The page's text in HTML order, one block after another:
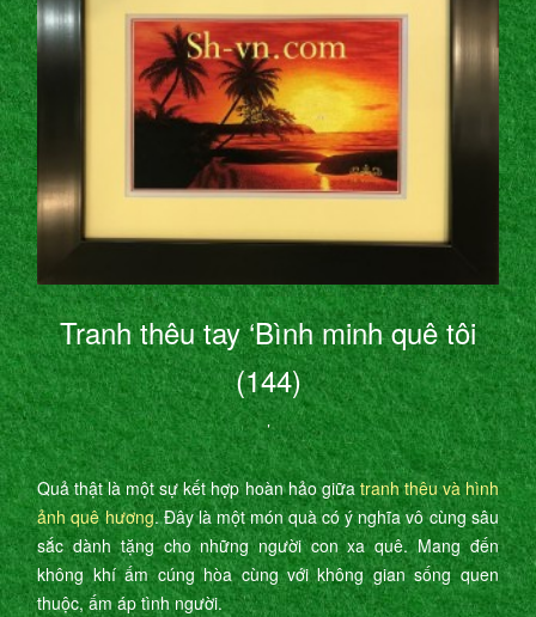
Tranh thêu tay ‘Bình minh quê tôi
(144)
’
Quả thật là một sự kết hợp hoàn hảo giữa tranh thêu và hình
ảnh quê hương. Đây là một món quà có ý nghĩa vô cùng sâu
sắc dành tặng cho những người con xa quê. Mang đến
không khí ấm cúng hòa cùng với không gian sống quen
thuộc, ấm áp tình người.